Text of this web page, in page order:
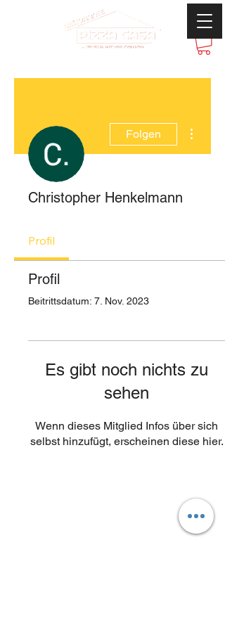
Folgen
Christopher Henkelmann
Profil
Profil
Beitrittsdatum: 7. Nov. 2023
Es gibt noch nichts zu
sehen
Wenn dieses Mitglied Infos über sich
selbst hinzufügt, erscheinen diese hier.